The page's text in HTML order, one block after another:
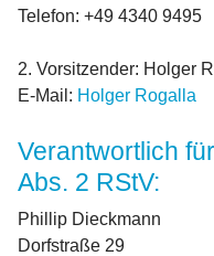
Telefon: +49 4340 9495
2. Vorsitzender: Holger
E-Mail: Holger Rogalla
Verantwortlich
Abs. 2 RStV:
Phillip Dieckmann
Dorfstraße 29